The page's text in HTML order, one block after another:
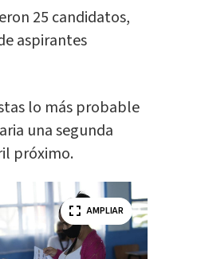
25 candidatos,
aspirantes
lo más probable
una segunda
próximo.
AMPLIAR